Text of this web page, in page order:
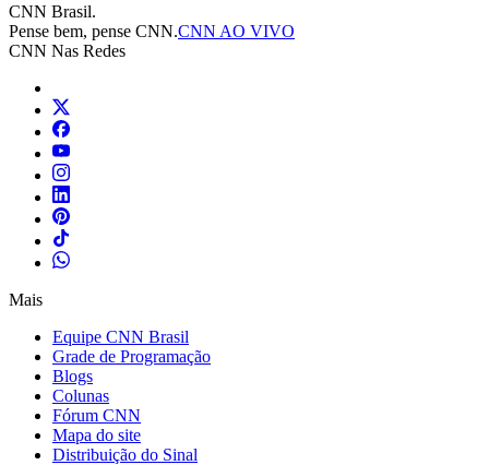
CNN Brasil.
Pense bem, pense CNN.CNN AO VIVO
CNN Nas Redes
Mais
Equipe CNN Brasil
Grade de Programação
Blogs
Colunas
Fórum CNN
Mapa do site
Distribuição do Sinal